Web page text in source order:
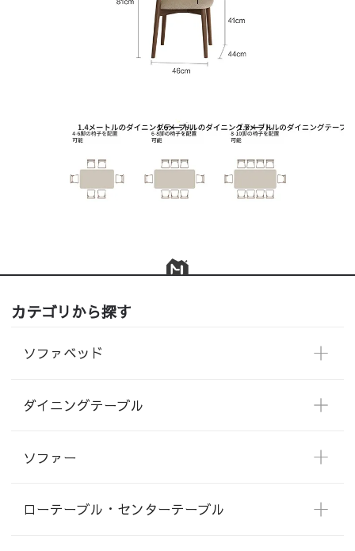
カテゴリから探す
ソファベッド
ダイニングテーブル
ソファー
ローテーブル・センターテーブル